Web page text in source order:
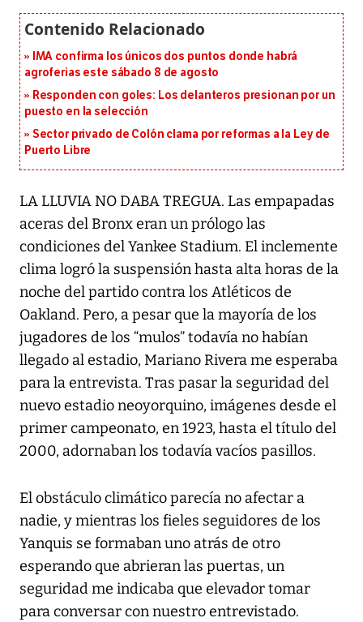
IMA confirma los únicos dos puntos donde habrá
agroferias este sábado 8 de agosto
Responden con goles: Los delanteros presionan por un
puesto en la selección
Sector privado de Colón clama por reformas a la Ley de
Puerto Libre
LA LLUVIA NO DABA TREGUA. Las empapadas
aceras del Bronx eran un prólogo las
condiciones del Yankee Stadium. El inclemente
clima logró la suspensión hasta alta horas de la
noche del partido contra los Atléticos de
Oakland. Pero, a pesar que la mayoría de los
jugadores de los “mulos” todavía no habían
llegado al estadio, Mariano Rivera me esperaba
para la entrevista. Tras pasar la seguridad del
nuevo estadio neoyorquino, imágenes desde el
primer campeonato, en 1923, hasta el título del
2000, adornaban los todavía vacíos pasillos.
El obstáculo climático parecía no afectar a
nadie, y mientras los fieles seguidores de los
Yanquis se formaban uno atrás de otro
esperando que abrieran las puertas, un
seguridad me indicaba que elevador tomar
para conversar con nuestro entrevistado.